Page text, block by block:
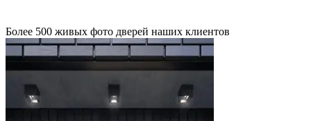
Более 500 живых фото дверей наших клиентов